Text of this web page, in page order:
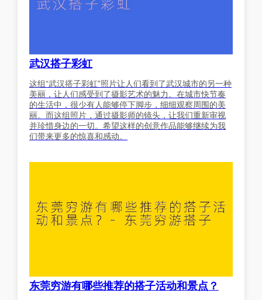
武汉搭子彩虹
这组“武汉搭子彩虹”照片让人们看到了武汉城市的另一种
美丽，让人们感受到了摄影艺术的魅力。在城市快节奏
的生活中，很少有人能够停下脚步，细细观察周围的美
丽。而这组照片，通过摄影师的镜头，让我们重新审视
并珍惜身边的一切。希望这样的创意作品能够继续为我
们带来更多的惊喜和感动。
东莞穷游有哪些推荐的搭子活动和景点？